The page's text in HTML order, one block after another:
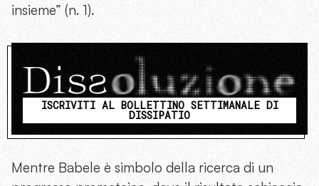
insieme” (n. 1).
ISCRIVITI AL BOLLETTINO SETTIMANALE DI
DISSIPATIO
Mentre Babele è simbolo della ricerca di un